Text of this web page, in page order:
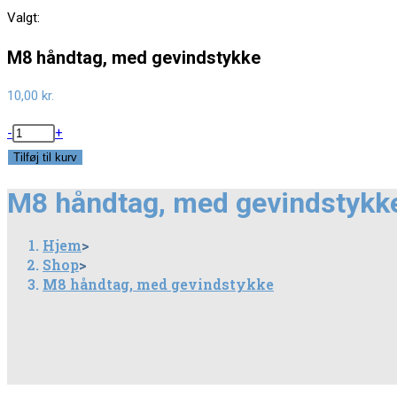
website
Valgt:
M8 håndtag, med gevindstykke
10,00 kr.
M8
håndtag,
gevindstykke
- +
Tilføj til kurv
M8 håndtag, med
Hjem>
Shop>
M8 håndtag, med gevindstykke